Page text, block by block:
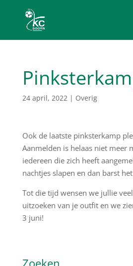
24 april, 2022| Overig
Ook de laatste pinksterkamp
Aanmelden is helaas niet meer
iedereen die zich heeft
nachtjes slapen en dan barst
Tot die tijd wensen we jullie
uitzoeken van je outfit en we
3 juni!
Zoeken